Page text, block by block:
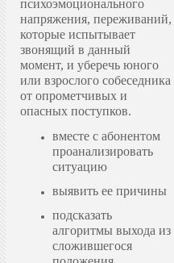
психоэмоционального
напряжения, переживаний,
которые испытывает
звонящий в данный
момент, и уберечь юного
или взрослого собеседника
от опрометчивых и
опасных поступков.
вместе с абонентом
проанализировать
ситуацию
выявить ее причины
подсказать
алгоритмы выхода из
сложившегося